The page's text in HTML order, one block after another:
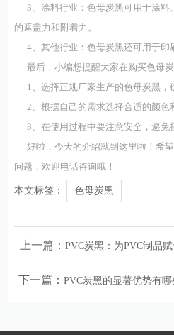
3、涂料行业：色母炭黑可用于涂料
的遮盖力和附着力。
4、其他行业：色母炭黑还可用于印
最后，小编想提醒大家在购买色母炭
1、选择正规厂家生产的色母炭黑，
2、根据自己的需求选择合适的颜色
3️、在使用过程中要注意安全，避免
好啦，今天的介绍就到这里啦！希
问题，欢迎电话咨询哦！
本文标签： 色母炭黑
上一篇： PVC炭黑：为PVC制品
下一篇： PVC炭黑的显著优势有哪